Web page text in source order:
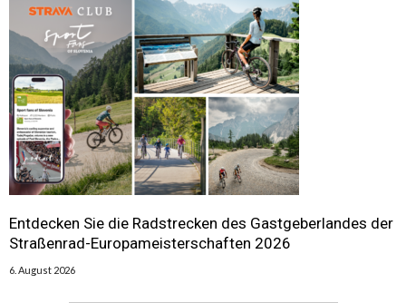
Entdecken Sie die Radstrecken des Gastgeberlandes der
Straßenrad-Europameisterschaften 2026
6. August 2026